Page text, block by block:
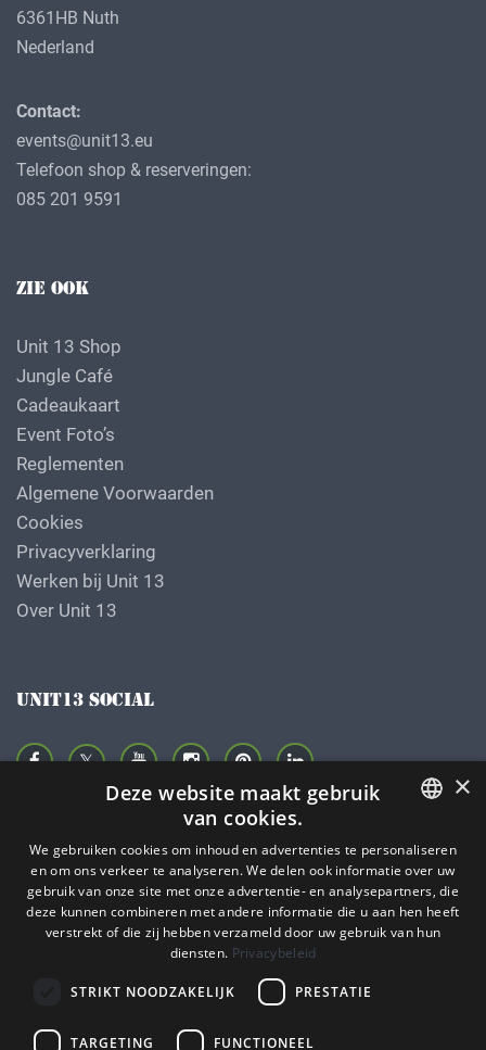
6361HB Nuth
Nederland
Contact:
events@unit13.eu
Telefoon shop & reserveringen:
085 201 9591
ZIE OOK
Unit 13 Shop
Jungle Café
Cadeaukaart
Event Foto’s
Reglementen
Algemene Voorwaarden
Cookies
Privacyverklaring
Werken bij Unit 13
Over Unit 13
UNIT13 SOCIAL
VOLG ONS OP FACEBOOK DUTCH
ENGELS
DUITS
×
Deze website maakt gebruik
van cookies.
We gebruiken cookies om inhoud en advertenties te personaliseren
en om ons verkeer te analyseren. We delen ook informatie over uw
gebruik van onze site met onze advertentie- en analysepartners, die
deze kunnen combineren met andere informatie die u aan hen heeft
verstrekt of die zij hebben verzameld door uw gebruik van hun
diensten. Privacybeleid
STRIKT NOODZAKELIJK PRESTATIE
TARGETING FUNCTIONEEL